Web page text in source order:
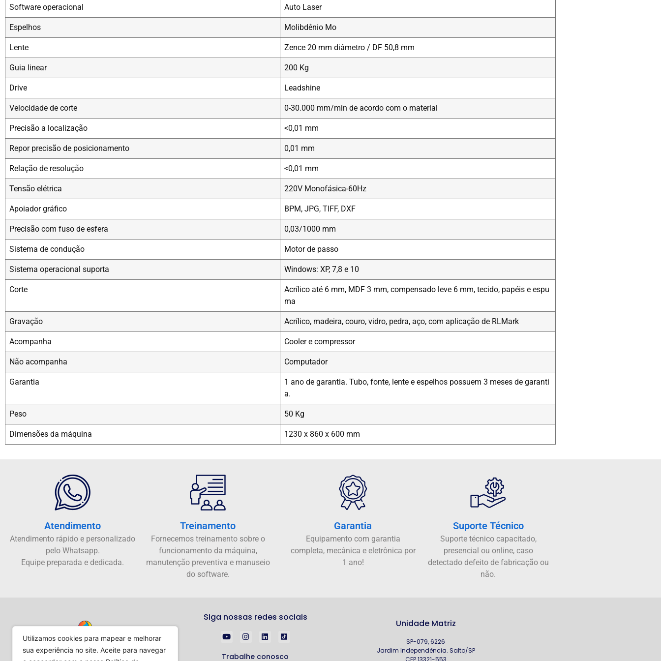
Utilizamos cookies para mapear e melhorar
sua experiência no site. Aceite para navegar
Software operacional Auto Laser
Espelhos Molibdênio Mo
Lente Zence 20 mm diâmetro / DF 50,8 mm
Guia linear 200 Kg
Drive Leadshine
Velocidade de corte 0-30.000 mm/min de acordo com o material
Precisão a localização <0,01 mm
Repor precisão de posicionamento 0,01 mm
Relação de resolução <0,01 mm
Tensão elétrica 220V Monofásica-60Hz
Apoiador gráfico BPM, JPG, TIFF, DXF
Precisão com fuso de esfera 0,03/1000 mm
Sistema de condução Motor de passo
Sistema operacional suporta Windows: XP, 7,8 e 10
Corte
Acrílico até 6 mm, MDF 3 mm, compensado leve 6 mm, tecido, papéis e espu
ma
Gravação Acrílico, madeira, couro, vidro, pedra, aço, com aplicação de RLMark
Acompanha Cooler e compressor
Não acompanha Computador
Garantia
1 ano de garantia. Tubo, fonte, lente e espelhos possuem 3 meses de garanti
a.
Peso 50 Kg
Dimensões da máquina 1230 x 860 x 600 mm
Atendimento
Atendimento rápido e personalizado
pelo Whatsapp.
Equipe preparada e dedicada.
Treinamento
Fornecemos treinamento sobre o
funcionamento da máquina,
manutenção preventiva e manuseio
do software.
Garantia
Equipamento com garantia
completa, mecânica e eletrônica por
1 ano!
Suporte Técnico
Suporte técnico capacitado,
presencial ou online, caso
detectado defeito de fabricação ou
não.
Siga nossas redes sociais
Trabalhe conosco
Unidade Matriz
SP-079, 6226
Jardim Independência. Salto/SP
CEP 13321-553